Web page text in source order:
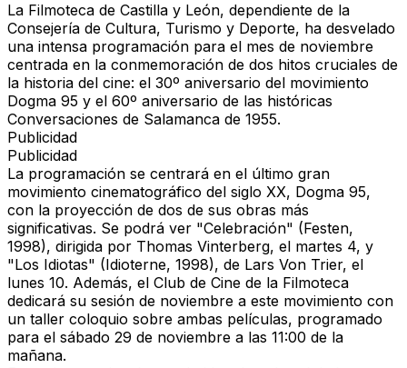
La Filmoteca de Castilla y León, dependiente de la
Consejería de Cultura, Turismo y Deporte, ha desvelado
una intensa programación para el mes de noviembre
centrada en la conmemoración de dos hitos cruciales de
la historia del cine: el 30º aniversario del movimiento
Dogma 95 y el 60º aniversario de las históricas
Conversaciones de Salamanca de 1955.
Publicidad
Publicidad
La programación se centrará en el último gran
movimiento cinematográfico del siglo XX, Dogma 95,
con la proyección de dos de sus obras más
significativas. Se podrá ver "Celebración" (Festen,
1998), dirigida por Thomas Vinterberg, el martes 4, y
"Los Idiotas" (Idioterne, 1998), de Lars Von Trier, el
lunes 10. Además, el Club de Cine de la Filmoteca
dedicará su sesión de noviembre a este movimiento con
un taller coloquio sobre ambas películas, programado
para el sábado 29 de noviembre a las 11:00 de la
mañana.